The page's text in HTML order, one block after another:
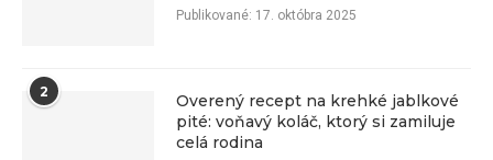
Publikované: 17. októbra 2025
2
Overený recept na krehké jablkové
pité: voňavý koláč, ktorý si zamiluje
celá rodina